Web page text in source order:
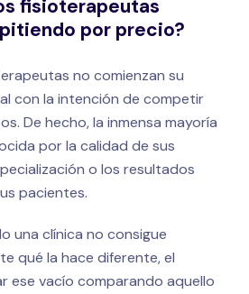
fisioterapeutas
por precio?
no comienzan su
con la intención de competir
De hecho, la inmensa mayoría
por la calidad de sus
o los resultados
pacientes.
una clínica no consigue
qué la hace diferente, el
ese vacío comparando aquello